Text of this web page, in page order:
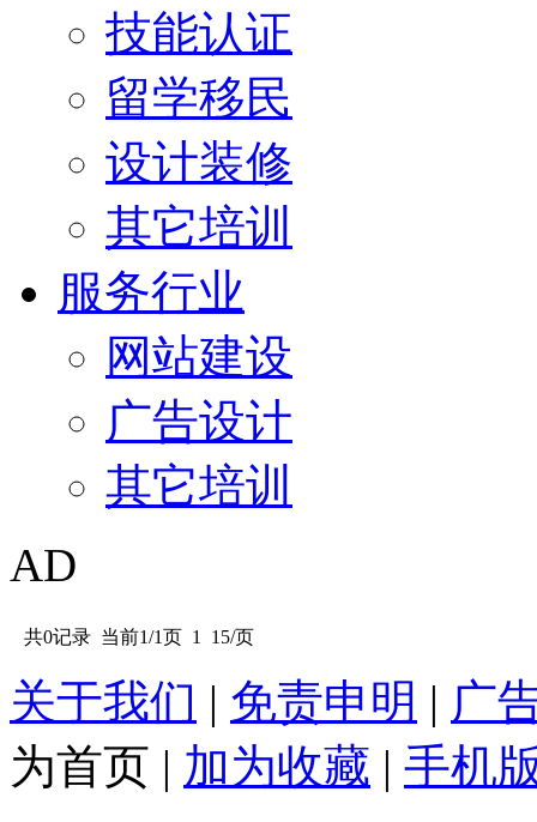
技能认证
留学移民
设计装修
其它培训
服务行业
网站建设
广告设计
其它培训
AD
共0记录 当前1/1页 1 15/页
关于我们 | 免责申明 | 广
为首页 | 加为收藏 | 手机